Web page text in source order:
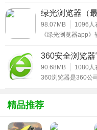
看它是否真如发布
后也去适用了下，
接受的范围之内。
些浏览器巨头来讲
绿光浏览器（
98.07MB 1096 人
《绿光浏览器app
国内外的很多你喜
无痕迹的浏览模
360安全浏览
90.68MB 1080人
360浏览器是360公
恶意网址库，采用
助用户自动拦截木
的浏览，以此即使
精品推荐